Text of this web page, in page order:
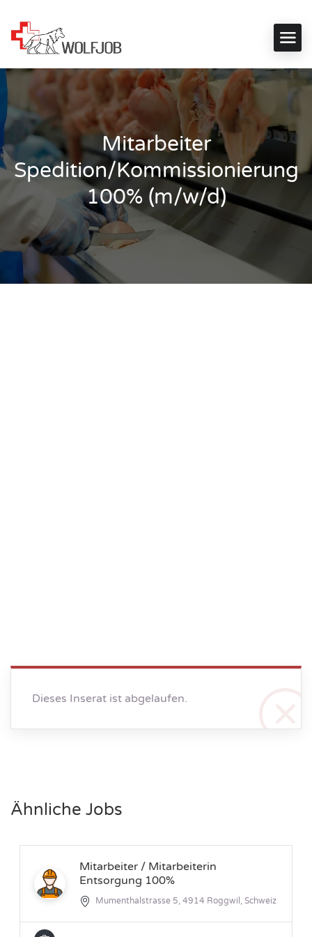
Mitarbeiter
Spedition/Kommissionierung
100% (m/w/d)
Dieses Inserat ist abgelaufen.
Ähnliche Jobs
Mitarbeiter / Mitarbeiterin
Entsorgung 100%
Mumenthalstrasse 5, 4914 Roggwil, Schweiz